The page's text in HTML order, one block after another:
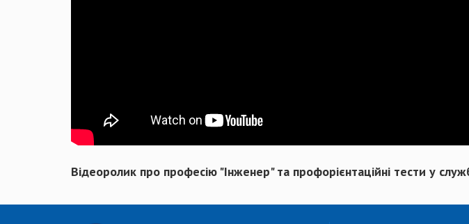
Відеоролик про професію "Інженер" та профорієнтаційні тести у